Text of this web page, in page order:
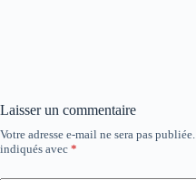
Laisser un commentaire
Votre adresse e-mail ne sera pas publiée.
indiqués avec *